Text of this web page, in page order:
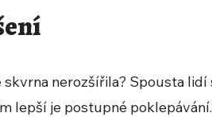
nerozšířila? Spousta
lepší je postupné